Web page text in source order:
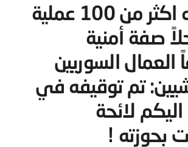
بعد تنفيذه اكثر من 100 عملية
صفة أمنية
السوريين
تم توقيفه في
لائحة
بحوزته !